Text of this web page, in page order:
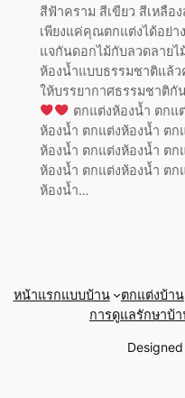
สีฟ้าคราม สีเขียว สีเหลือ
เพียงแค่คุณตกแต่งได้อย่า
แจกันดอกไม้กับลวดลาย
ห้องน้ำแบบธรรมชาติแล้
ให้บรรยากาศธรรมชาติ
ตกแต่งห้องน้ำ ตกแ
ห้องน้ำ ตกแต่งห้องน้ำ ตก
ห้องน้ำ ตกแต่งห้องน้ำ ตก
ห้องน้ำ ตกแต่งห้องน้ำ ตก
ห้องน้ำ…
หน้าแรกแบบบ้าน ตกแต่งบ้าน
การดูแลรักษาบ้